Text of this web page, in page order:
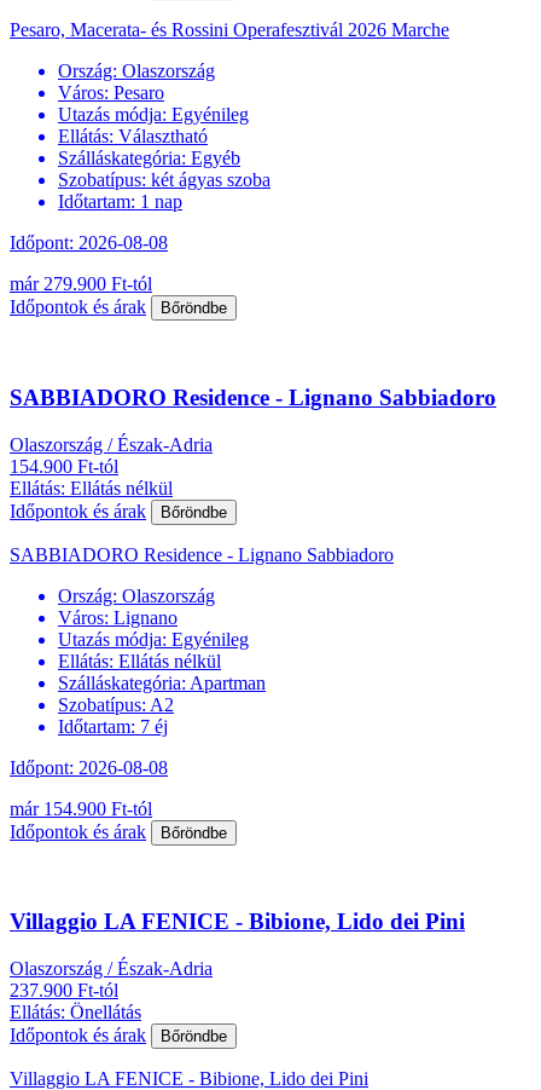
Pesaro, Macerata- és Rossini Operafesztivál 2026 Marche
Ország: Olaszország
Város: Pesaro
Utazás módja: Egyénileg
Ellátás: Választható
Szálláskategória: Egyéb
Szobatípus: két ágyas szoba
Időtartam: 1 nap
Időpont: 2026-08-08
már 279.900 Ft-tól
Időpontok és árak
Bőröndbe
SABBIADORO Residence - Lignano Sabbiadoro
Olaszország / Észak-Adria
154.900 Ft-tól
Ellátás: Ellátás nélkül
Időpontok és árak
Bőröndbe
SABBIADORO Residence - Lignano Sabbiadoro
Ország: Olaszország
Város: Lignano
Utazás módja: Egyénileg
Ellátás: Ellátás nélkül
Szálláskategória: Apartman
Szobatípus: A2
Időtartam: 7 éj
Időpont: 2026-08-08
már 154.900 Ft-tól
Időpontok és árak
Bőröndbe
Villaggio LA FENICE - Bibione, Lido dei Pini
Olaszország / Észak-Adria
237.900 Ft-tól
Ellátás: Önellátás
Időpontok és árak
Bőröndbe
Villaggio LA FENICE - Bibione, Lido dei Pini